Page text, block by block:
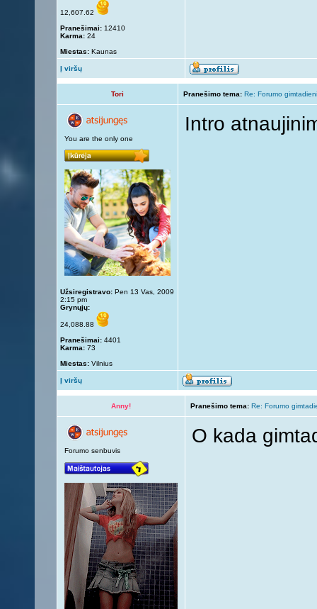
12,607.62
Pranešimai: 12410
Karma: 24
Miestas: Kaunas
Į viršų
Tori Pranešimo tema: Re: Forumo
You are the only one
Užsiregistravo: Pen 13 Vas, 2009
2:15 pm
Grynųjų:
24,088.88
Pranešimai: 4401
Karma: 73
Miestas: Vilnius
Intro
Į viršų
Anny! Pranešimo tema: Re: Forumo
Forumo senbuvis
O kada